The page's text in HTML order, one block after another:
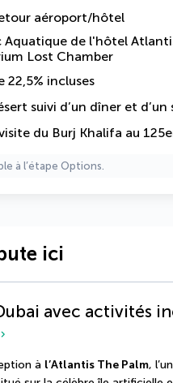
aéroport/hôtel
Aquatique de l'hôtel
Lost Chamber
22,5% incluses
suivi d’un dîner et
du Burj Khalifa au
à l’étape Options.
ici
avec activités
à l’Atlantis The Palm,